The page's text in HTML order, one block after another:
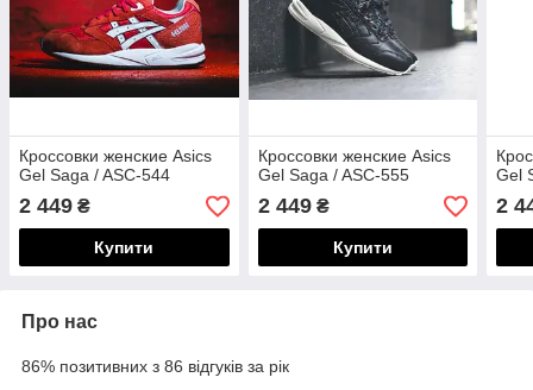
Кроссовки женские Asics
Gel Saga / ASC-544
2 449 ₴
Купити
Кроссовки женские Asics
Gel Saga / ASC-555
2 449₴
Купити
Gel
2
Про нас
86% позитивних з 86 відгуків за рік